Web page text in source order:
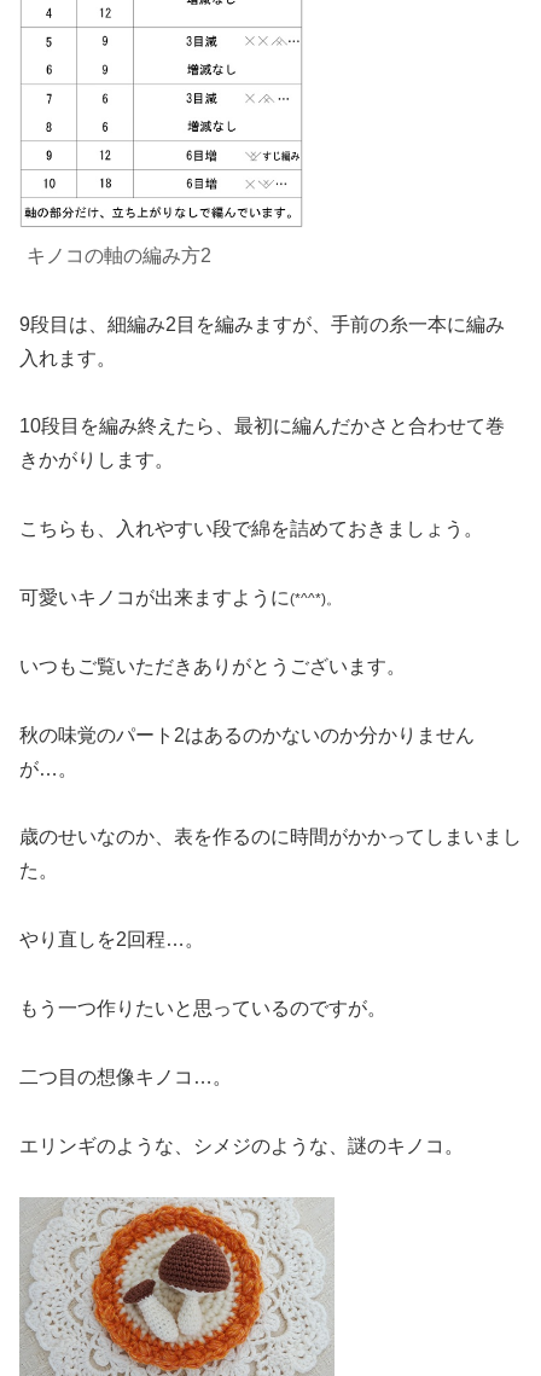
キノコの軸の編み方2
9段目は、細編み2目を編みますが、手前の糸一本に編み
入れます。
10段目を編み終えたら、最初に編んだかさと合わせて巻
きかがりします。
こちらも、入れやすい段で綿を詰めておきましょう。
可愛いキノコが出来ますように(*^^*)。
いつもご覧いただきありがとうございます。
秋の味覚のパート2はあるのかないのか分かりません
が…。
歳のせいなのか、表を作るのに時間がかかってしまいまし
た。
やり直しを2回程…。
もう一つ作りたいと思っているのですが。
二つ目の想像キノコ…。
エリンギのような、シメジのような、謎のキノコ。